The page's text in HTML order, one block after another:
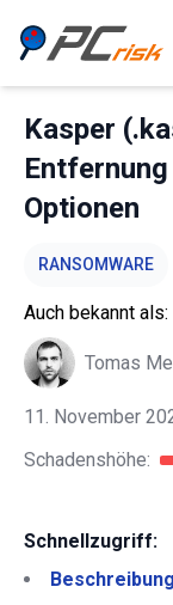
Kasper
Optionen
RANSOMWARE
Auch bekannt als:
Tomas
11. November
Schadenshöhe:
Schnellzugriff:
Beschreibung